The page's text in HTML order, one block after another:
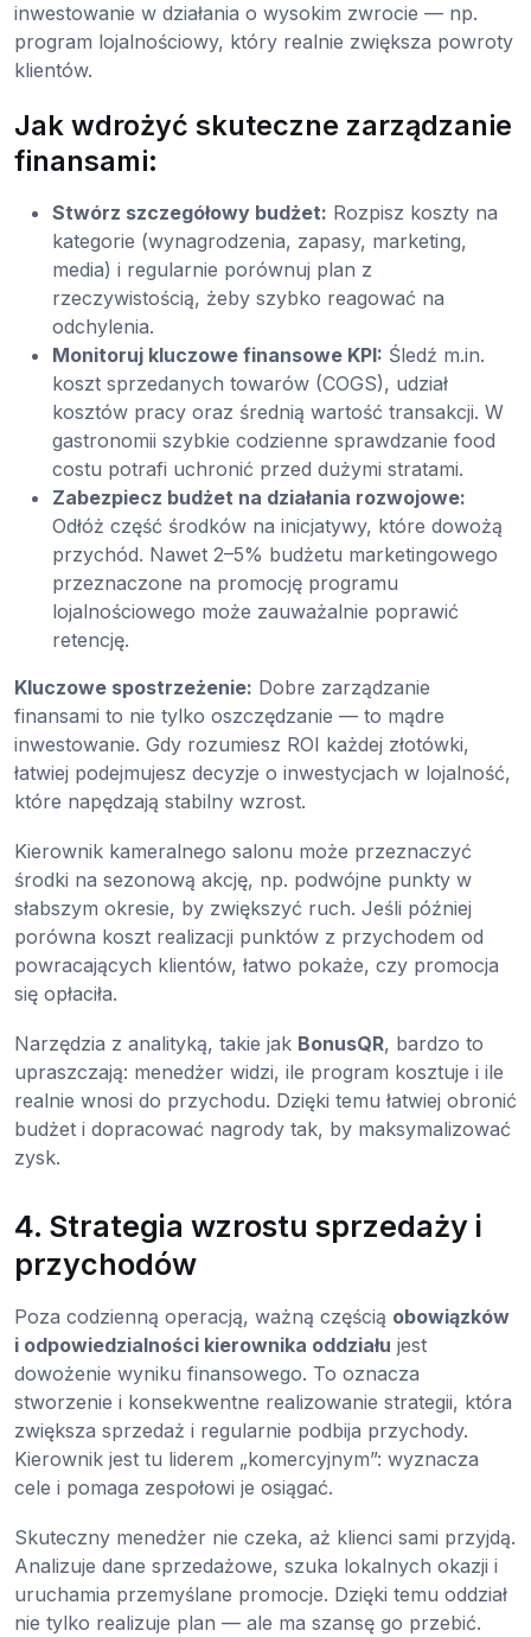
inwestowanie w działania o wysokim zwrocie — np.
program lojalnościowy, który realnie zwiększa powroty
klientów.
Jak wdrożyć skuteczne zarządzanie
finansami:
Stwórz szczegółowy budżet: Rozpisz koszty na
kategorie (wynagrodzenia, zapasy, marketing,
media) i regularnie porównuj plan z
rzeczywistością, żeby szybko reagować na
odchylenia.
Monitoruj kluczowe finansowe KPI: Śledź m.in.
koszt sprzedanych towarów (COGS), udział
kosztów pracy oraz średnią wartość transakcji. W
gastronomii szybkie codzienne sprawdzanie food
costu potrafi uchronić przed dużymi stratami.
Zabezpiecz budżet na działania rozwojowe:
Odłóż część środków na inicjatywy, które dowożą
przychód. Nawet 2–5% budżetu marketingowego
przeznaczone na promocję programu
lojalnościowego może zauważalnie poprawić
retencję.
Kluczowe spostrzeżenie: Dobre zarządzanie
finansami to nie tylko oszczędzanie — to mądre
inwestowanie. Gdy rozumiesz ROI każdej złotówki,
łatwiej podejmujesz decyzje o inwestycjach w lojalność,
które napędzają stabilny wzrost.
Kierownik kameralnego salonu może przeznaczyć
środki na sezonową akcję, np. podwójne punkty w
słabszym okresie, by zwiększyć ruch. Jeśli później
porówna koszt realizacji punktów z przychodem od
powracających klientów, łatwo pokaże, czy promocja
się opłaciła.
Narzędzia z analityką, takie jak BonusQR, bardzo to
upraszczają: menedżer widzi, ile program kosztuje i ile
realnie wnosi do przychodu. Dzięki temu łatwiej obronić
budżet i dopracować nagrody tak, by maksymalizować
zysk.
4. Strategia wzrostu sprzedaży i
przychodów
Poza codzienną operacją, ważną częścią obowiązków
i odpowiedzialności kierownika oddziału jest
dowożenie wyniku finansowego. To oznacza
stworzenie i konsekwentne realizowanie strategii, która
zwiększa sprzedaż i regularnie podbija przychody.
Kierownik jest tu liderem „komercyjnym”: wyznacza
cele i pomaga zespołowi je osiągać.
Skuteczny menedżer nie czeka, aż klienci sami przyjdą.
Analizuje dane sprzedażowe, szuka lokalnych okazji i
uruchamia przemyślane promocje. Dzięki temu oddział
nie tylko realizuje plan — ale ma szansę go przebić.